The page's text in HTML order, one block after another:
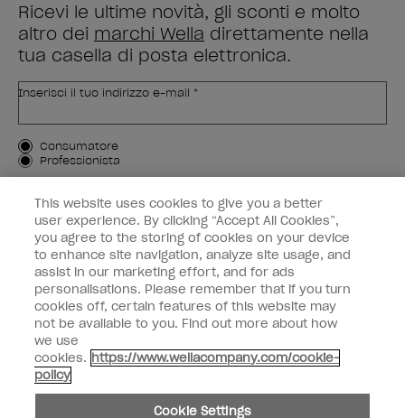
Ricevi le ultime novità, gli sconti e molto
altro dei marchi Wella direttamente nella
tua casella di posta elettronica.
Inserisci il tuo indirizzo e-mail *
Tipo di cliente
Consumatore
Professionista
ISCRIVIMI
Informazioni per i clienti
OPI & voi
instagramfacebook
This website uses cookies to give you a better
user experience. By clicking “Accept All Cookies”,
you agree to the storing of cookies on your device
to enhance site navigation, analyze site usage, and
assist in our marketing effort, and for ads
personalisations. Please remember that if you turn
cookies off, certain features of this website may
not be available to you. Find out more about how
we use
cookies. https://www.wellacompany.com/cookie-
policy
Cookie Settings